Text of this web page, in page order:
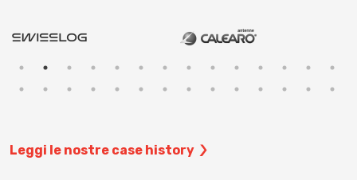
Leggi le nostre case history